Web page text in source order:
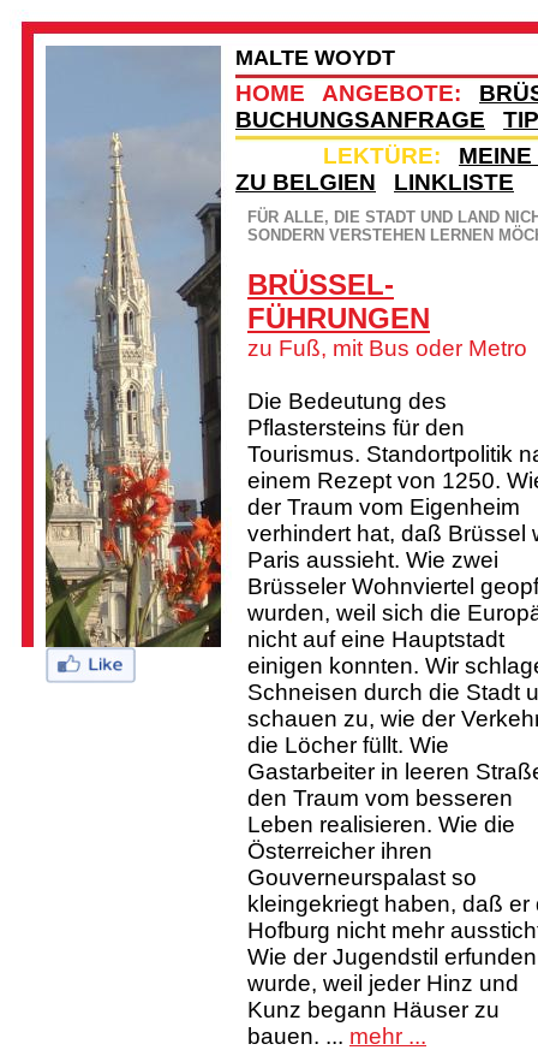
MALTE WOYDT
HOME ANGEBOTE:
BUCHUNGSANFRAGE
LEKTÜRE:
ZU BELGIEN
LINKLISTE
FÜR ALLE, DIE STADT UND LAND
SONDERN VERSTEHEN LERNEN
BRÜSSEL-
FÜHRUNGEN
zu Fuß, mit Bus oder Metro
Die Bedeutung des
Pflastersteins für den
Tourismus. Standortpolitik
einem Rezept von 1250.
der Traum vom Eigenheim
verhindert hat, daß Brüssel
Paris aussieht. Wie zwei
Brüsseler Wohnviertel
wurden, weil sich die
nicht auf eine Hauptstadt
einigen konnten. Wir
Schneisen durch die Stadt
schauen zu, wie der
die Löcher füllt. Wie
Gastarbeiter in leeren
den Traum vom besseren
Leben realisieren. Wie die
Österreicher ihren
Gouverneurspalast so
kleingekriegt haben, daß er
Hofburg nicht mehr
Wie der Jugendstil erfunden
wurde, weil jeder Hinz und
Kunz begann Häuser zu
bauen. ... mehr ...